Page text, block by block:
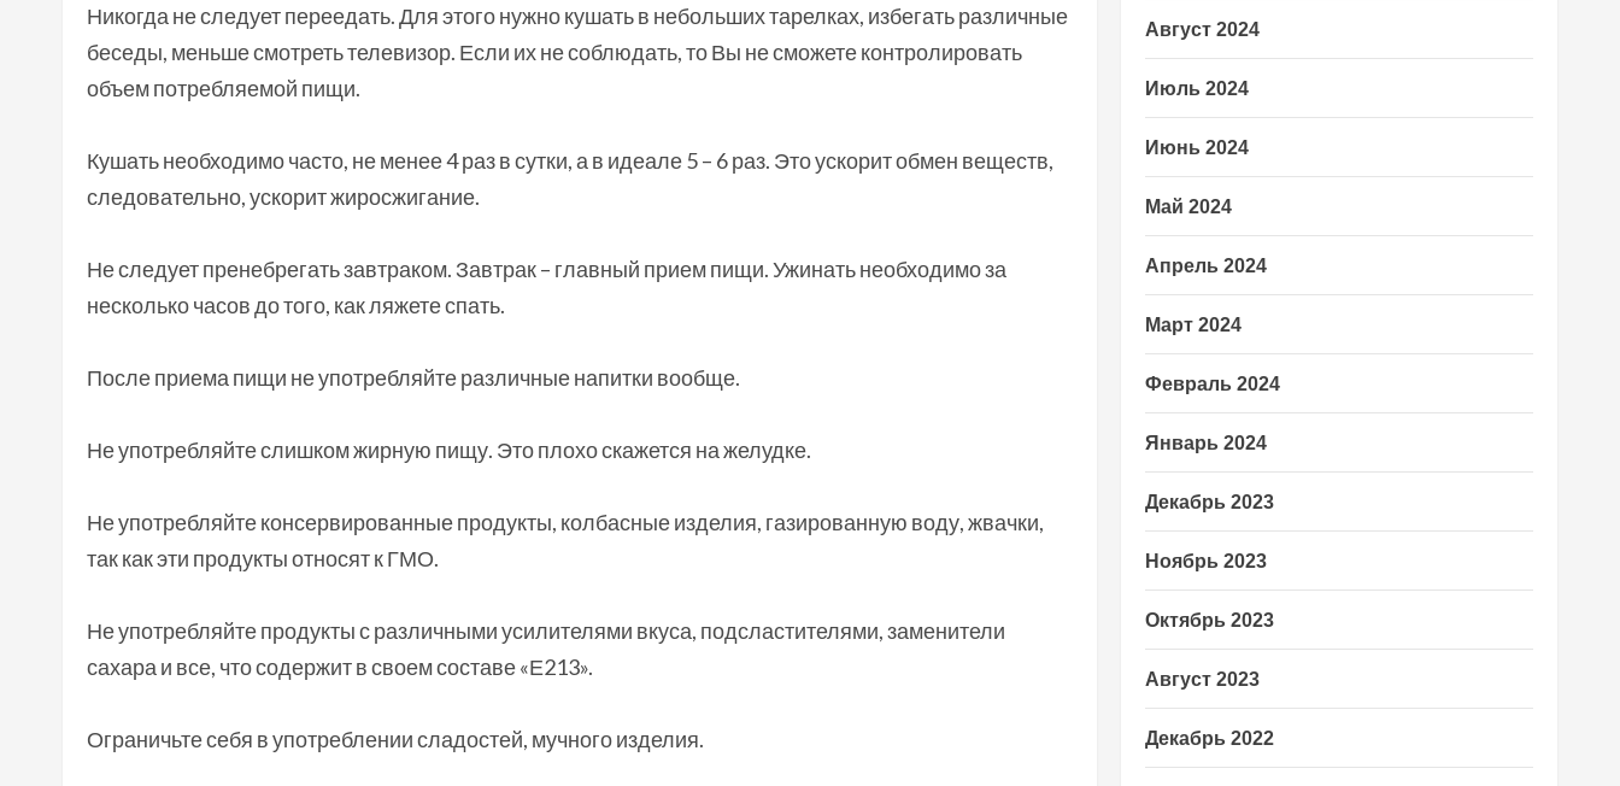
Никогда не следует переедать. Для этого нужно кушать в небольших тарелках, избегать различные
беседы, меньше смотреть телевизор. Если их не соблюдать, то Вы не сможете контролировать
объем потребляемой пищи.
Кушать необходимо часто, не менее 4 раз в сутки, а в идеале 5 – 6 раз. Это ускорит обмен веществ,
следовательно, ускорит жиросжигание.
Не следует пренебрегать завтраком. Завтрак – главный прием пищи. Ужинать необходимо за
несколько часов до того, как ляжете спать.
После приема пищи не употребляйте различные напитки вообще.
Не употребляйте слишком жирную пищу. Это плохо скажется на желудке.
Не употребляйте консервированные продукты, колбасные изделия, газированную воду, жвачки,
так как эти продукты относят к ГМО.
Не употребляйте продукты с различными усилителями вкуса, подсластителями, заменители
сахара и все, что содержит в своем составе «Е213».
Ограничьте себя в употреблении сладостей, мучного изделия.
Август 2024
Июль 2024
Июнь 2024
Май 2024
Апрель 2024
Март 2024
Февраль 2024
Январь 2024
Декабрь 2023
Ноябрь 2023
Октябрь 2023
Август 2023
Декабрь 2022